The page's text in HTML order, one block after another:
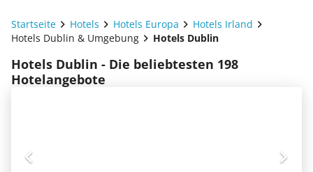
Startseite Hotels Hotels Europa
Hotels Irland
Hotels Dublin & Umgebung
Hotels Dublin
Hotels Dublin - Die beliebtesten 198
Hotelangebote